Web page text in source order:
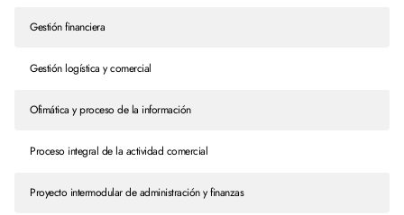
Gestión financiera
Gestión logística y comercial
Ofimática y proceso de la información
Proceso integral de la actividad comercial
Proyecto intermodular de administración y finanzas